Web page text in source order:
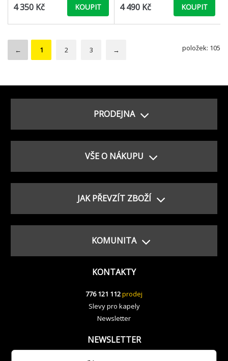
4 350 Kč KOUPIT 4 490 Kč KOUPIT
← 1 2 3 → položek: 105
PRODEJNA
VŠE O NÁKUPU
JAK PŘEVZÍT ZBOŽÍ
KOMUNITA
KONTAKTY
776 121 112prodej
Slevy pro kapely
Newsletter
NEWSLETTER